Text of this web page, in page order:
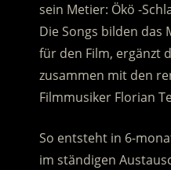
sein Metier: Ökö -
Die Songs bilden das
für den Film, ergänzt
zusammen mit den
Filmmusiker Florian
So entsteht in 6-
im ständigen